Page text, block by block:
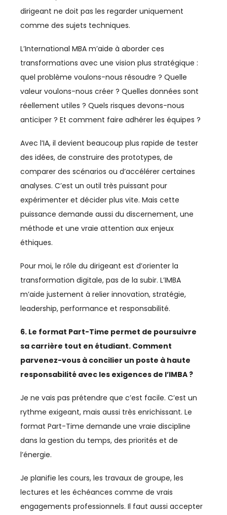
dirigeant ne doit pas les regarder uniquement
comme des sujets techniques.
L’International MBA m’aide à aborder ces
transformations avec une vision plus stratégique :
quel problème voulons-nous résoudre ? Quelle
valeur voulons-nous créer ? Quelles données sont
réellement utiles ? Quels risques devons-nous
anticiper ? Et comment faire adhérer les équipes ?
Avec l’IA, il devient beaucoup plus rapide de tester
des idées, de construire des prototypes, de
comparer des scénarios ou d’accélérer certaines
analyses. C’est un outil très puissant pour
expérimenter et décider plus vite. Mais cette
puissance demande aussi du discernement, une
méthode et une vraie attention aux enjeux
éthiques.
Pour moi, le rôle du dirigeant est d’orienter la
transformation digitale, pas de la subir. L’IMBA
m’aide justement à relier innovation, stratégie,
leadership, performance et responsabilité.
6. Le format Part-Time permet de poursuivre
sa carrière tout en étudiant. Comment
parvenez-vous à concilier un poste à haute
responsabilité avec les exigences de l’IMBA ?
Je ne vais pas prétendre que c’est facile. C’est un
rythme exigeant, mais aussi très enrichissant. Le
format Part-Time demande une vraie discipline
dans la gestion du temps, des priorités et de
l’énergie.
Je planifie les cours, les travaux de groupe, les
lectures et les échéances comme de vrais
engagements professionnels. Il faut aussi accepter